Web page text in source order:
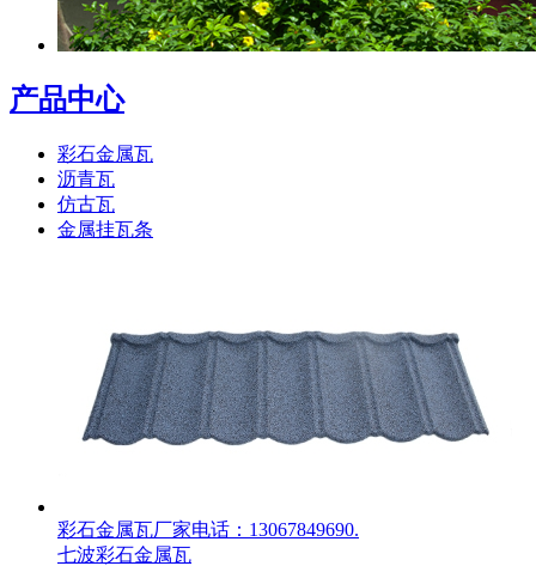
产品中心
彩石金属瓦
沥青瓦
仿古瓦
金属挂瓦条
彩石金属瓦厂家电话：13067849690.
七波彩石金属瓦